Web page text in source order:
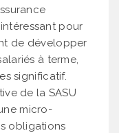
pour
de développer
à terme,
significatif.
de la SASU
micro-
obligations